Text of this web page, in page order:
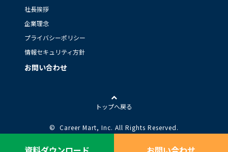
社長挨拶
企業理念
プライバシーポリシー
情報セキュリティ方針
お問い合わせ
トップへ戻る
© Career Mart, Inc. All Rights Reserved.